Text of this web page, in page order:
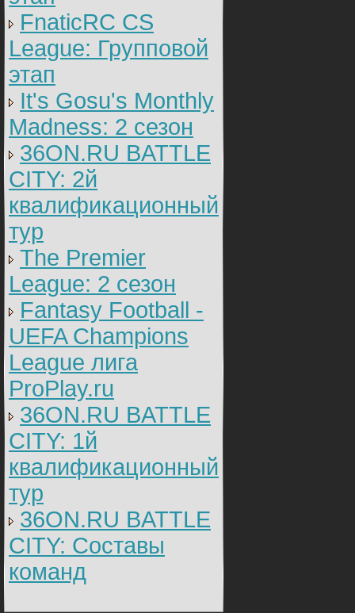
FnaticRC CS
League: Групповой
этап
It's Gosu's Monthly
Madness: 2 сезон
36ON.RU BATTLE
CITY: 2й
квалификационный
тур
The Premier
League: 2 cезон
Fantasy Football -
UEFA Champions
League лига
ProPlay.ru
36ON.RU BATTLE
CITY: 1й
квалификационный
тур
36ON.RU BATTLE
CITY: Составы
команд